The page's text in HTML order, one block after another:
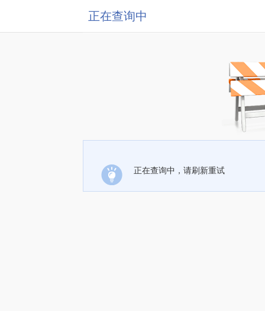
正在查询中
正在查询中，请刷新重试